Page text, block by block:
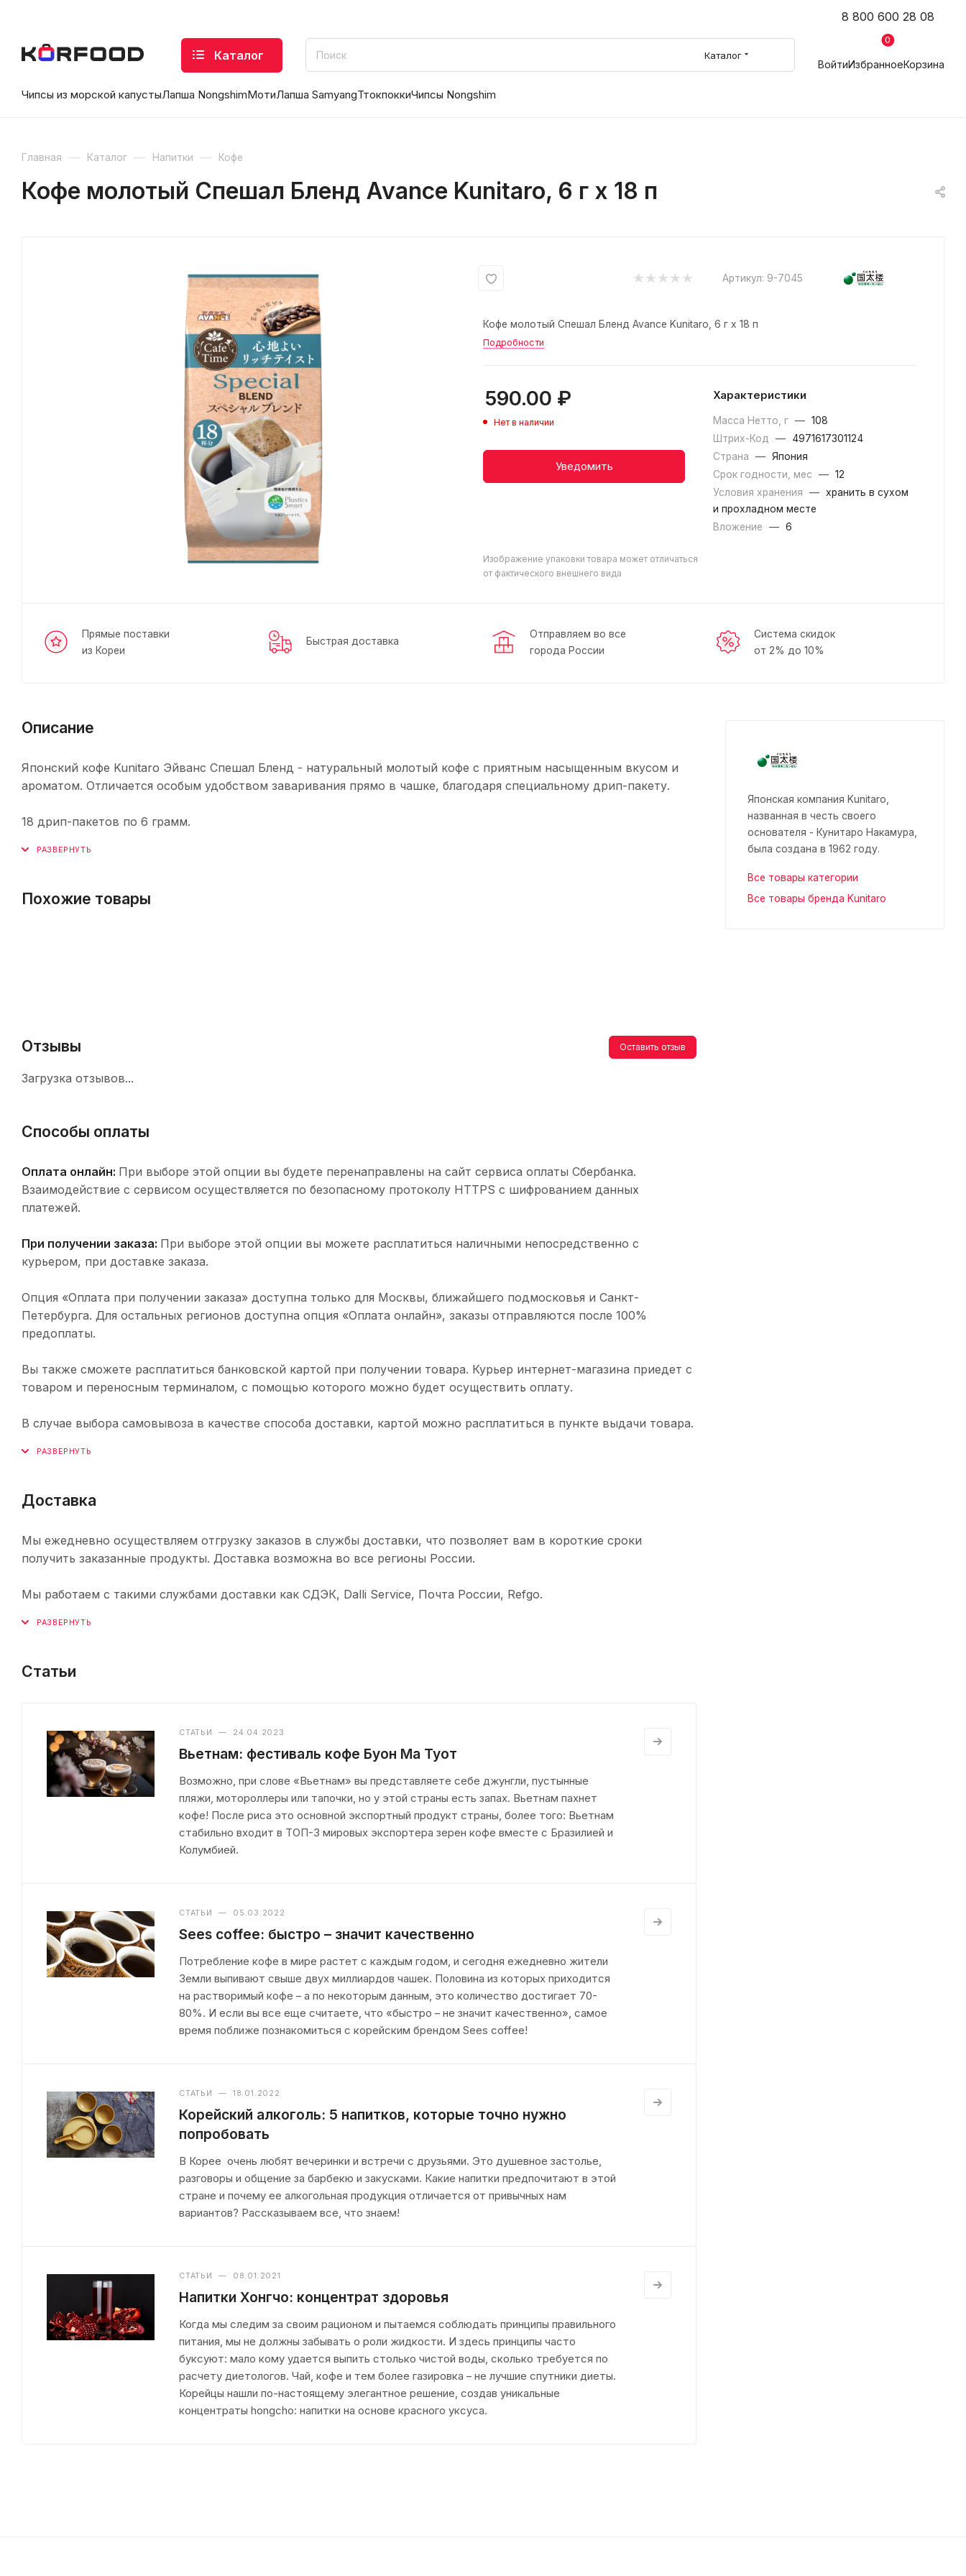
8 800 600 28 08
Каталог Каталог
ВойтиИзбранное
0
Корзина
Чипсы из морской капустыЛапша NongshimМотиЛапша SamyangТтокпоккиЧипсы Nongshim
Главная — Каталог — Напитки — Кофе
Кофе молотый Спешал Бленд Avance Kunitaro, 6 г х 18 п
Артикул: 9-7045
Кофе молотый Спешал Бленд Avance Kunitaro, 6 г х 18 п
Подробности
590.00 ₽
Нет в наличии
Уведомить
Характеристики
Масса Нетто, г — 108
Штрих-Код
—
4971617301124
Страна
— Япония
Срок годности, мес
— 12
Условия хранения
— хранить в сухом
и прохладном месте
Вложение
— 6
Изображение упаковки товара может отличаться
от фактического внешнего вида
Прямые поставки
из Кореи
Быстрая доставка
Отправляем во все
города России
Система скидок
от 2% до 10%
Описание
Японский кофе Kunitaro Эйванс Спешал Бленд - натуральный молотый кофе с приятным насыщенным вкусом и
ароматом. Отличается особым удобством заваривания прямо в чашке, благодаря специальному дрип-пакету.
18 дрип-пакетов по 6 грамм.
Похожие товары
Отзывы Оставить отзыв
Загрузка отзывов...
Способы оплаты
Оплата онлайн: При выборе этой опции вы будете перенаправлены на сайт сервиса оплаты Сбербанка.
Взаимодействие с сервисом осуществляется по безопасному протоколу HTTPS с шифрованием данных
платежей.
При получении заказа: При выборе этой опции вы можете расплатиться наличными непосредственно с
курьером, при доставке заказа.
Опция «Оплата при получении заказа» доступна только для Москвы, ближайшего подмосковья и Санкт-
Петербурга. Для остальных регионов доступна опция «Оплата онлайн», заказы отправляются после 100%
предоплаты.
Вы также сможете расплатиться банковской картой при получении товара. Курьер интернет-магазина приедет с
товаром и переносным терминалом, с помощью которого можно будет осуществить оплату.
В случае выбора самовывоза в качестве способа доставки, картой можно расплатиться в пункте выдачи товара.
Доставка
Мы ежедневно осуществляем отгрузку заказов в службы доставки, что позволяет вам в короткие сроки
получить заказанные продукты. Доставка возможна во все регионы России.
Мы работаем с такими службами доставки как СДЭК, Dalli Service, Почта России, Refgo.
Статьи
СТАТЬИ — 24.04.2023
Вьетнам: фестиваль кофе Буон Ма Туот
Возможно, при слове «Вьетнам» вы представляете себе джунгли, пустынные
пляжи, мотороллеры или тапочки, но у этой страны есть запах. Вьетнам пахнет
кофе! После риса это основной экспортный продукт страны, более того: Вьетнам
стабильно входит в ТОП-3 мировых экспортера зерен кофе вместе с Бразилией и
Колумбией.
СТАТЬИ — 05.03.2022
Sees coffeе: быстро – значит качественно
Потребление кофе в мире растет с каждым годом, и сегодня ежедневно жители
Земли выпивают свыше двух миллиардов чашек. Половина из которых приходится
на растворимый кофе – а по некоторым данным, это количество достигает 70-
80%. И если вы все еще считаете, что «быстро – не значит качественно», самое
время поближе познакомиться с корейским брендом Sees coffeе!
СТАТЬИ — 18.01.2022
Корейский алкоголь: 5 напитков, которые точно нужно
попробовать
В Корее очень любят вечеринки и встречи с друзьями. Это душевное застолье,
разговоры и общение за барбекю и закусками. Какие напитки предпочитают в этой
стране и почему ее алкогольная продукция отличается от привычных нам
вариантов? Рассказываем все, что знаем!
СТАТЬИ — 08.01.2021
Напитки Хонгчо: концентрат здоровья
Когда мы следим за своим рационом и пытаемся соблюдать принципы правильного
питания, мы не должны забывать о роли жидкости. И здесь принципы часто
буксуют: мало кому удается выпить столько чистой воды, сколько требуется по
расчету диетологов. Чай, кофе и тем более газировка – не лучшие спутники диеты.
Корейцы нашли по-настоящему элегантное решение, создав уникальные
концентраты hongcho: напитки на основе красного уксуса.
Японская компания Kunitaro,
названная в честь своего
основателя - Кунитаро Накамура,
была создана в 1962 году.
Все товары категории
Все товары бренда Kunitaro